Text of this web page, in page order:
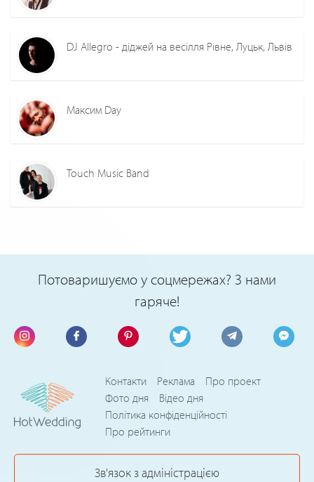
DJ Allegro - діджей на весілля Рівне, Луцьк, Львів
Максим Day
Touch Music Band
Потоваришуємо у соцмережах? З нами
гаряче!
Контакти Реклама
Про проект
Фото дня
Відео дня
Політика конфіденційності
Про рейтинги
Зв'язок з адміністрацією